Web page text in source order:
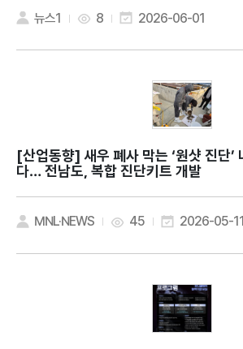
뉴스1 8 2026-06-01
[산업동향]
다… 전남도, 복합 진단키트 개발
MNL·NEWS 45 2026-05-11